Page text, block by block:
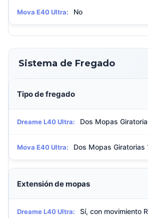
Mova E40 Ultra: No
Sistema de Fregado
Tipo de fregado
Dreame L40 Ultra: Dos Mopas
Mova E40 Ultra: Dos Mopas Giratorias
Extensión de mopas
Dreame L40 Ultra: Sí, con movimiento